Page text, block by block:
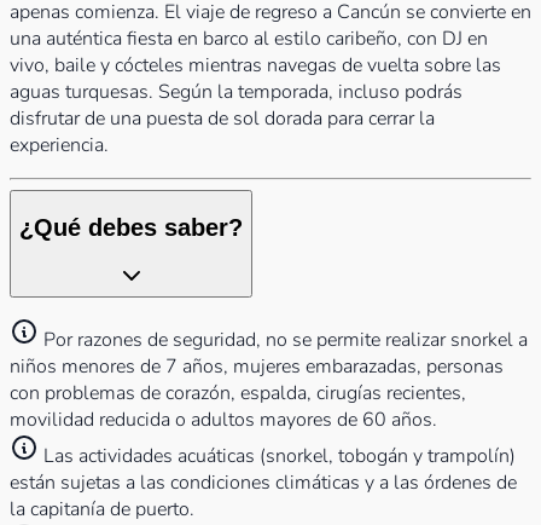
apenas comienza. El viaje de regreso a Cancún se convierte en
una auténtica fiesta en barco al estilo caribeño, con DJ en
vivo, baile y cócteles mientras navegas de vuelta sobre las
aguas turquesas. Según la temporada, incluso podrás
disfrutar de una puesta de sol dorada para cerrar la
experiencia.
¿Qué debes saber?
Por razones de seguridad, no se permite realizar snorkel a
niños menores de 7 años, mujeres embarazadas, personas
con problemas de corazón, espalda, cirugías recientes,
movilidad reducida o adultos mayores de 60 años.
Las actividades acuáticas (snorkel, tobogán y trampolín)
están sujetas a las condiciones climáticas y a las órdenes de
la capitanía de puerto.